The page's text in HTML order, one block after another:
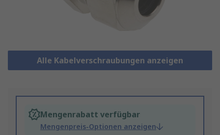
Alle Kabelverschraubungen anzeigen
Mengenrabatt verfügbar
Mengenpreis-Optionen anzeigen